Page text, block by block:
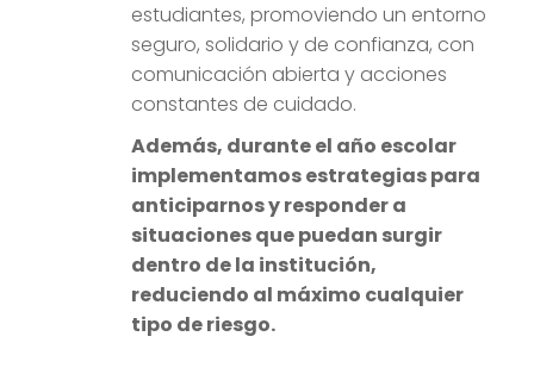
estudiantes, promoviendo un entorno
seguro, solidario y de confianza, con
comunicación abierta y acciones
constantes de cuidado.
Además, durante el año escolar
implementamos estrategias para
anticiparnos y responder a
situaciones que puedan surgir
dentro de la institución,
reduciendo al máximo cualquier
tipo de riesgo.